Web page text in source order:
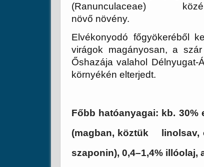
(Ranunculaceae) közé
növő növény.
Elvékonyodó főgyökeréből
virágok magányosan, a
Őshazája valahol
környékén elterjedt.
Főbb hatóanyagai: kb. 30%
(magban, köztük linolsav,
szaponin), 0,4–1,4%